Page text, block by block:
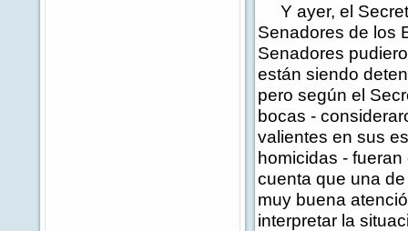
Y ayer, el
Senadores de los
Senadores
están siendo
pero según el
bocas -
valientes en sus
homicidas -
cuenta que una
muy buena
interpretar la